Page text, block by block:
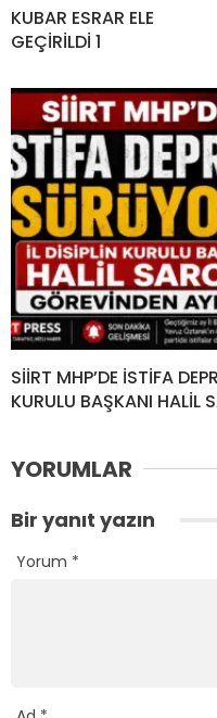
KUBAR ESRAR ELE
GEÇİRİLDİ 1
SİİRT MHP’DE İSTİFA
KURULU BAŞKANI HALİL
YORUMLAR
Bir yanıt yazın
Yorum *